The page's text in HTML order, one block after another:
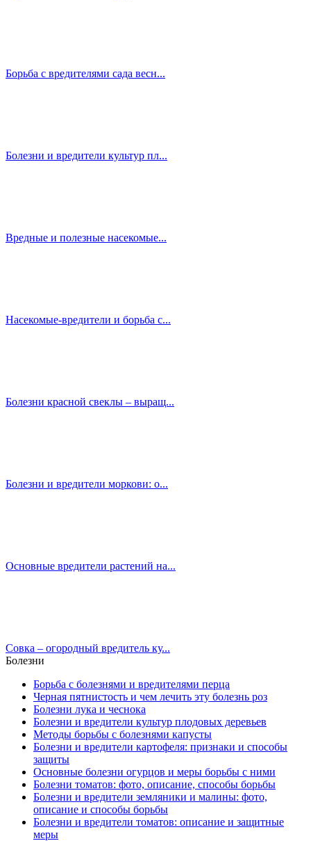
Борьба с вредителями сада весн...
Болезни и вредители культур пл...
Вредные и полезные насекомые...
Насекомые-вредители и борьба с...
Болезни красной свеклы – выращ...
Болезни и вредители моркови: о...
Основные вредители растений на...
Совка – огородный вредитель ку...
Болезни
Борьба с болезнями и вредителями перца
Черная пятнистость и чем лечить эту болезнь роз
Болезни лука и чеснока
Болезни и вредители культур плодовых деревьев
Методы борьбы с болезнями капусты
Болезни и вредители картофеля: признаки и способы
защиты
Основные болезни огурцов и меры борьбы с ними
Болезни томатов: фото, описание, способы борьбы
Болезни и вредители земляники и малины: фото,
описание и способы борьбы
Болезни и вредители томатов: описание и защитные
меры